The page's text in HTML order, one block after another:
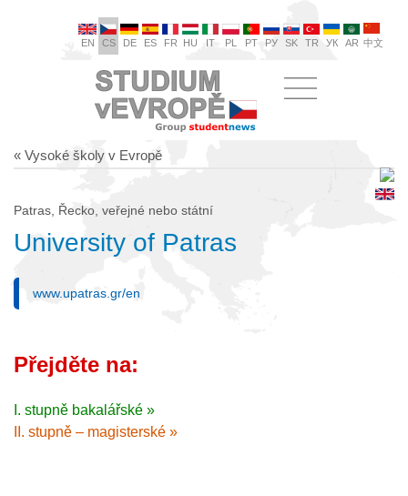
EN CS DE ES FR HU IT PL PT РУ SK TR УК AR 中文
« Vysoké školy v Evropě
Patras, Řecko, veřejné nebo státní
University of Patras
www.upatras.gr/en
Přejděte na:
I. stupně bakalářské »
II. stupně – magisterské »